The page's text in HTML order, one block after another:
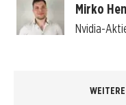
Mirko
Nvidia-